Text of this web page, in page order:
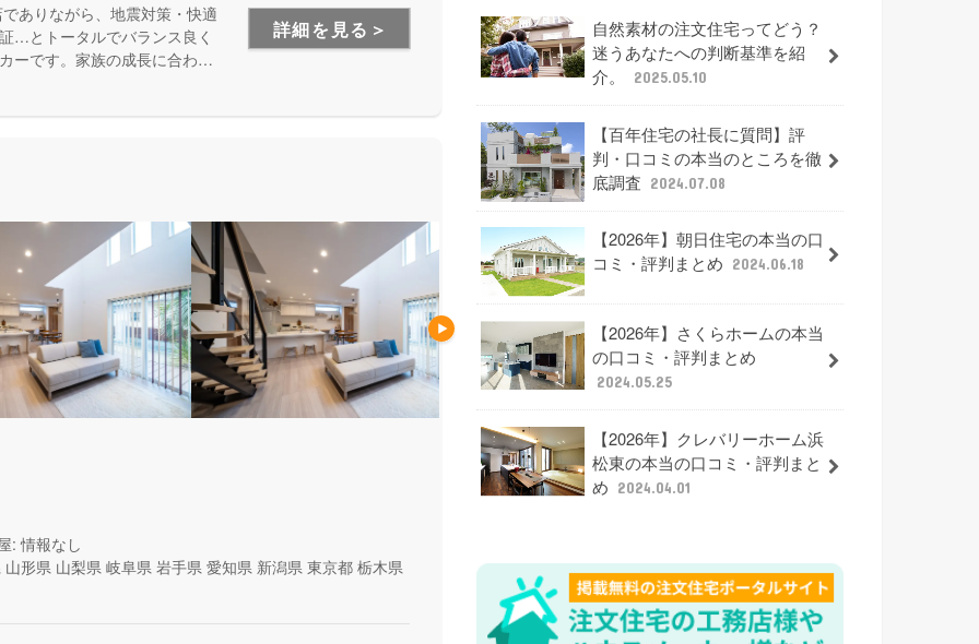
ありながら、地震対策・快適
…とトータルでバランス良く
ーです。家族の成長に合わせ
詳細を見る＞
: 情報なし
山形県 山梨県 岐阜県 岩手県 愛知県 新潟県 東京都 栃木県
自然素材の注文住宅ってどう？
迷うあなたへの判断基準を紹
介。
2025.05.10
【百年住宅の社長に質問】評
判・口コミの本当のところを徹
底調査
2024.07.08
【2026年】朝日住宅の本当の口
コミ・評判まとめ
2024.06.18
【2026年】さくらホームの本当
の口コミ・評判まとめ
2024.05.25
【2026年】クレバリーホーム浜
松東の本当の口コミ・評判まと
め
2024.04.01